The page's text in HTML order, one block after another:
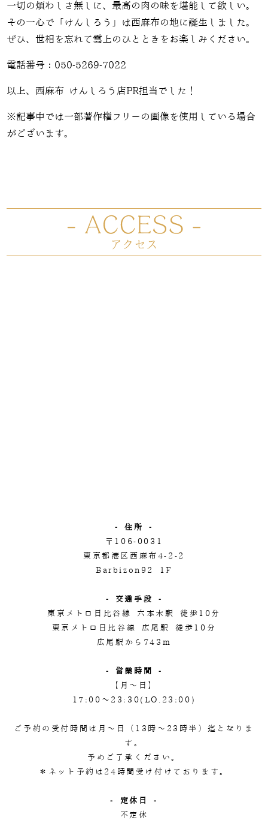
一切の煩わしさ無しに、最高の肉の味を堪能して欲しい。
その一心で「けんしろう」は西麻布の地に誕生しました。
ぜひ、世相を忘れて雲上のひとときをお楽しみください。
電話番号：050-5269-7022
以上、西麻布 けんしろう店PR担当でした！
※記事中では一部著作権フリーの画像を使用している場合
がございます。
- 住所 -
〒106-0031
東京都港区西麻布4-2-2
Barbizon92 1F
- 交通手段 -
東京メトロ日比谷線 六本木駅 徒歩10分
東京メトロ日比谷線 広尾駅 徒歩10分
広尾駅から743m
- 営業時間 -
【月～日】
17:00～23:30(LO.23:00)
ご予約の受付時間は月～日（13時～23時半）迄となりま
す。
予めご了承ください。
＊ネット予約は24時間受け付けております。
- 定休日 -
不定休